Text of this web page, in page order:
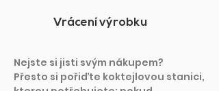
Vrácení výrobku
Nejste si jisti svým nákupem?
Přesto si pořiďte koktejlovou stanici,